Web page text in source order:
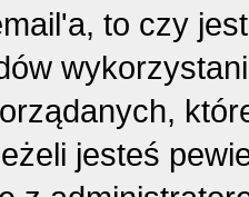
to czy
jesteś